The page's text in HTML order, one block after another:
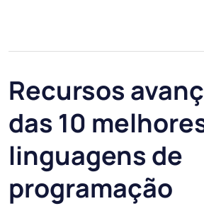
Recursos
das 10
linguagens de
programação